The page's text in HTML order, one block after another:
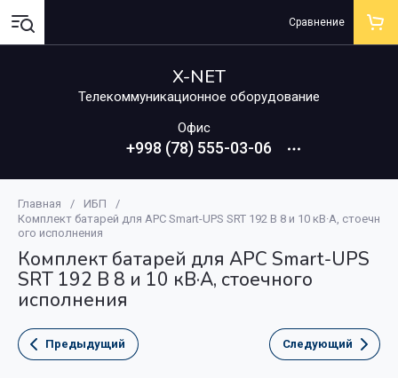
X-NET
Телекоммуникационное оборудование
Офис
+998 (78) 555-03-06
Сравнение
Главная / ИБП
/
Комплект батарей для APC Smart-UPS SRT 192 В 8 и 10 кВ·А, стоечн
ого исполнения
Комплект батарей для APC Smart-UPS
SRT 192 В 8 и 10 кВ·А, стоечного
исполнения
Предыдущий Следующий